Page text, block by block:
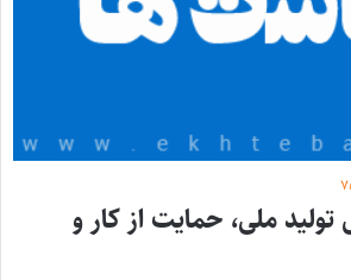
ملی، حمایت از کار و